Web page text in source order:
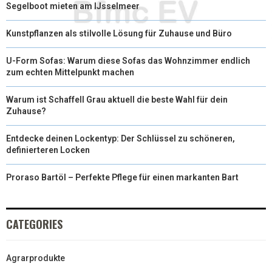
Segelboot mieten am IJsselmeer
Kunstpflanzen als stilvolle Lösung für Zuhause und Büro
U-Form Sofas: Warum diese Sofas das Wohnzimmer endlich
zum echten Mittelpunkt machen
Warum ist Schaffell Grau aktuell die beste Wahl für dein
Zuhause?
Entdecke deinen Lockentyp: Der Schlüssel zu schöneren,
definierteren Locken
Proraso Bartöl – Perfekte Pflege für einen markanten Bart
CATEGORIES
Agrarprodukte